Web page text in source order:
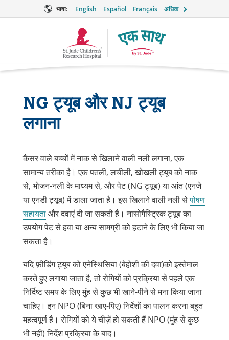
भाषा: English Español Français अधिक
NG ट्यूब और NJ ट्यूब
लगाना
कैंसर वाले बच्चों में नाक से खिलाने वाली नली लगाना, एक
सामान्य तरीका है। एक पतली, लचीली, खोखली ट्यूब को नाक
से, भोजन-नली के माध्यम से, और पेट (NG ट्यूब) या आंत (एनजे
या एनडी ट्यूब) में डाला जाता है। इस खिलाने वाली नली सेपोषण
सहायताऔर दवाएं दी जा सकती हैं। नासोगैस्ट्रिक ट्यूब का
उपयोग पेट से हवा या अन्य सामग्री को हटाने के लिए भी किया जा
सकता है।
यदि फ़ीडिंग ट्यूब कोएनेस्थिसिया (बेहोशी की दवा)को इस्तेमाल
करते हुए लगाया जाता है, तो रोगियों को प्रक्रिया से पहले एक
निर्दिष्ट समय के लिए मुंह से कुछ भी खाने-पीने से मना किया जाना
चाहिए। इन NPO (बिना खाए-पिए) निर्देशों का पालन करना बहुत
महत्वपूर्ण है। रोगियों को ये चीज़ें हो सकती हैंNPO (मुंह से कुछ
भी नहीं) निर्देशप्रक्रिया के बाद।